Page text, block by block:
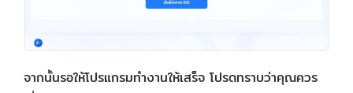
จากนั้นรอให้โปรแกรมทำงานให้เสร็จ โปรดทราบว่าคุณควร